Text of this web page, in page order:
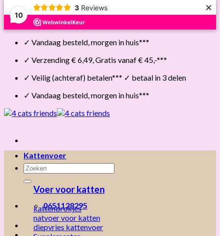
10
3 Reviews ×
Skip
✓ Vandaag besteld, morgen in huis***
✓ Verzending € 6,49, Gratis vanaf € 45,-***
✓ Veilig (achteraf) betalen*** ✓ betaal in 3 delen
✓ Vandaag besteld, morgen in huis***
Zoeken
naar:
0651128295
Kattenvoer
Voer voor katten
kattenbrokjes
natvoer voor katten
diepvries kattenvoer